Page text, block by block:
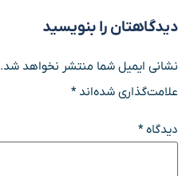
دیدگاهتان را بنویسید
نشانی ایمیل شما منتشر نخواهد شد.
علامت‌گذاری شده‌اند*
دیدگاه*